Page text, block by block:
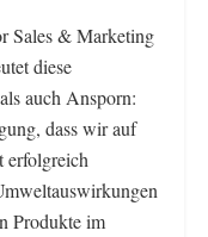
Sales & Marketing
diese
auch Ansporn:
dass wir auf
erfolgreich
Produkte im